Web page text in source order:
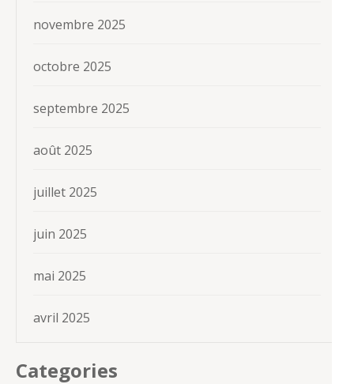
novembre 2025
octobre 2025
septembre 2025
août 2025
juillet 2025
juin 2025
mai 2025
avril 2025
Categories